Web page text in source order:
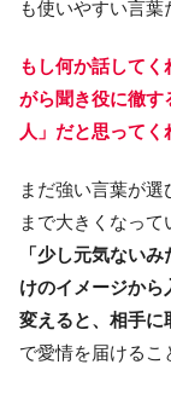
も使いやすい言葉
もし何か話して
がら聞き役に徹す
人」だと思ってく
まだ強い言葉が
まで大きくなって
「少し元気ない
けのイメージか
変えると、相手に
で愛情を届けるこ